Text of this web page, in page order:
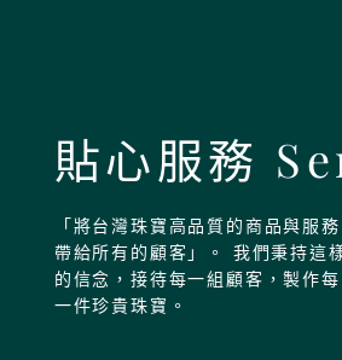
貼心服務
「將台灣珠寶高品質的商品與服務
帶給所有的顧客」。 我們秉持這
的信念，接待每一組顧客，製作每
一件珍貴珠寶。